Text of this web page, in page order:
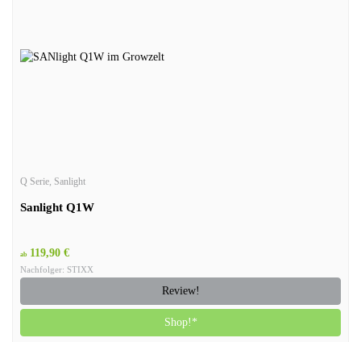
Q Serie, Sanlight
Sanlight Q1W
ab 119,90 €
Nachfolger: STIXX
Review!
Shop!*